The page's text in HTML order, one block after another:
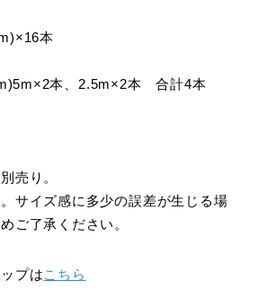
本
本、2.5m×2本 合計4本
売り。
サイズ感に多少の誤差が生じる場
ご了承ください。
プはこちら